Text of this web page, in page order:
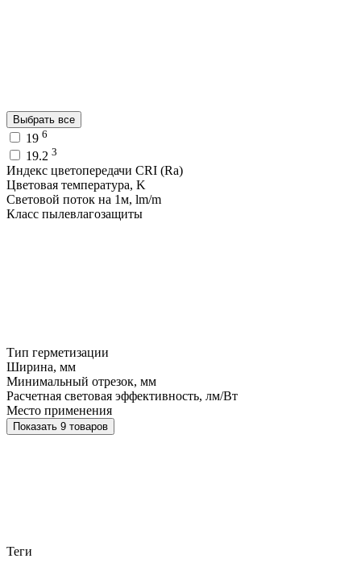
Выбрать все
19 6
19.2 3
Индекс цветопередачи CRI (Ra)
Цветовая температура, K
Световой поток на 1м, lm/m
Класс пылевлагозащиты
Тип герметизации
Ширина, мм
Минимальный отрезок, мм
Расчетная световая эффективность, лм/Вт
Место применения
Показать 9 товаров
Теги